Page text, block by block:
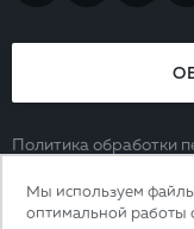
Политика обработки
8 (800) 444 65 39
Мы используем
оптимальной работы